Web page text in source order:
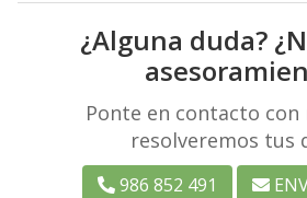
¿Alguna duda?
Ponte en contacto
resolveremos tus
986 852 491